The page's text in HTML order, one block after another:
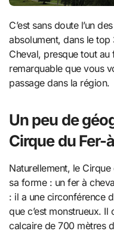
C’est sans doute l’un des sites de la Vallée du Giffre à voir
absolument, dans le
Cheval, presque tout
remarquable que vous
passage dans la région.
Un peu de
Cirque du Fer-
Naturellement, le
sa forme : un fer à
: il a une circonférence
que c’est monstrueux.
calcaire de 700 mètres